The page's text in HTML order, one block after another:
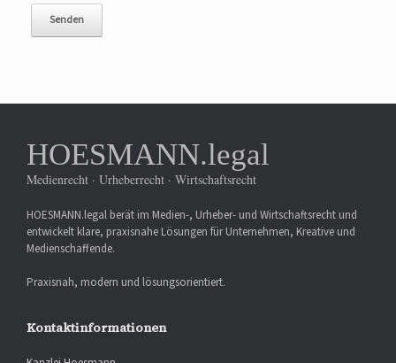
HOESMANN.legal
Medienrecht · Urheberrecht · Wirtschaftsrecht
HOESMANN.legal berät im Medien-, Urheber- und Wirtschaftsrecht und
entwickelt klare, praxisnahe Lösungen für Unternehmen, Kreative und
Medienschaffende.
Praxisnah, modern und lösungsorientiert.
Kontaktinformationen